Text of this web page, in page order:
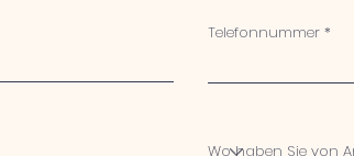
Telefonnummer